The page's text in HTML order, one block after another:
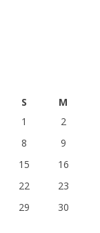
S
M
1
2
8
9
15
16
22
23
29
30